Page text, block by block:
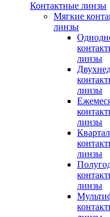
Контактные линзы
Мягкие
линзы
линзы
линзы
линзы
линзы
линзы